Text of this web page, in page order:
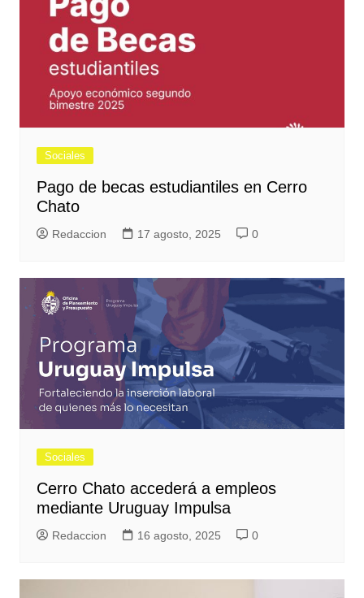
Sociales
Pago de becas estudiantiles en Cerro
Chato
Redaccion 17 agosto, 2025 0
Sociales
Cerro Chato accederá a empleos
mediante Uruguay Impulsa
Redaccion 16 agosto, 2025 0